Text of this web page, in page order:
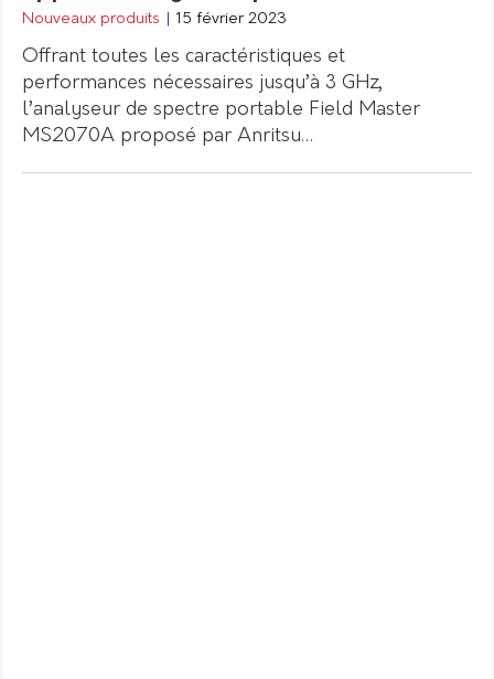
Nouveaux produits 15 février 2023
Offrant toutes les caractéristiques et
performances nécessaires jusqu’à 3 GHz,
l’analyseur de spectre portable Field Master
MS2070A proposé par Anritsu…